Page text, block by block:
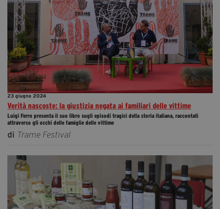
23 giugno 2024
Verità nascoste: la giustizia negata ai familiari delle vittime
Luigi Ferro presenta il suo libro sugli episodi tragici della storia italiana, raccontati
attraverso gli occhi delle famiglie delle vittime
di Trame Festival